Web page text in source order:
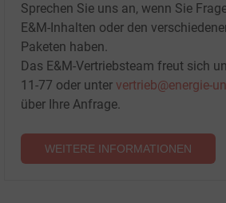
Sprechen Sie uns an, wenn Sie
E&M-Inhalten oder den
Paketen haben.
Das E&M-Vertriebsteam freut sich
11-77 oder unter vertrieb@energie-
über Ihre Anfrage.
WEITERE INFORMATIONEN